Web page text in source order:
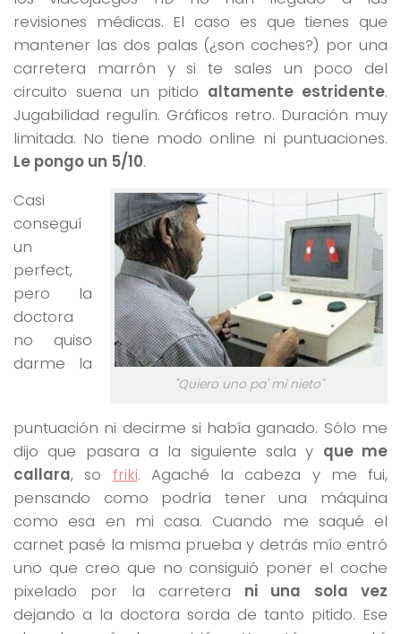
revisiones médicas. El caso es que tienes que
mantener las dos palas (¿son coches?) por una
carretera marrón y si te sales un poco del
circuito suena un pitido altamente estridente.
Jugabilidad regulín. Gráficos retro. Duración muy
limitada. No tiene modo online ni puntuaciones.
Le pongo un 5/10.
"Quiero uno pa' mi nieto"
Casi
conseguí
un
perfect,
pero la
doctora
no quiso
darme la
puntuación ni decirme si había ganado. Sólo me
dijo que pasara a la siguiente sala y que me
callara, so friki. Agaché la cabeza y me fui,
pensando como podría tener una máquina
como esa en mi casa. Cuando me saqué el
carnet pasé la misma prueba y detrás mío entró
uno que creo que no consiguió poner el coche
pixelado por la carretera ni una sola vez
dejando a la doctora sorda de tanto pitido. Ese